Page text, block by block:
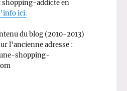
shopping-addicte en
ici.
du blog (2010-2013)
l'ancienne adresse :
shopping-